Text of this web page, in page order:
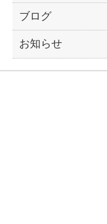
ブログ
お知らせ